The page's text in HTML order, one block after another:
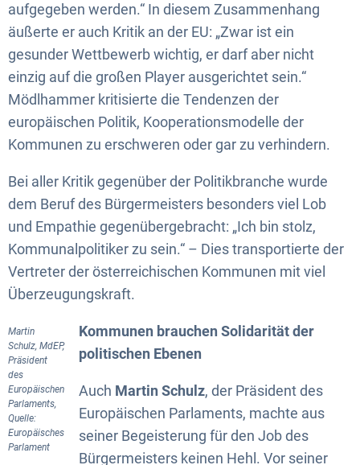
aufgegeben werden.“ In diesem Zusammenhang
äußerte er auch Kritik an der EU: „Zwar ist ein
gesunder Wettbewerb wichtig, er darf aber nicht
einzig auf die großen Player ausgerichtet sein.“
Mödlhammer kritisierte die Tendenzen der
europäischen Politik, Kooperationsmodelle der
Kommunen zu erschweren oder gar zu verhindern.
Bei aller Kritik gegenüber der Politikbranche wurde
dem Beruf des Bürgermeisters besonders viel Lob
und Empathie gegenübergebracht: „Ich bin stolz,
Kommunalpolitiker zu sein.“ – Dies transportierte der
Vertreter der österreichischen Kommunen mit viel
Überzeugungskraft.
Martin
Schulz, MdEP,
Präsident
des
Europäischen
Parlaments,
Quelle:
Europäisches
Parlament
Kommunen brauchen Solidarität der
politischen Ebenen
Auch Martin Schulz, der Präsident des
Europäischen Parlaments, machte aus
seiner Begeisterung für den Job des
Bürgermeisters keinen Hehl. Vor seiner